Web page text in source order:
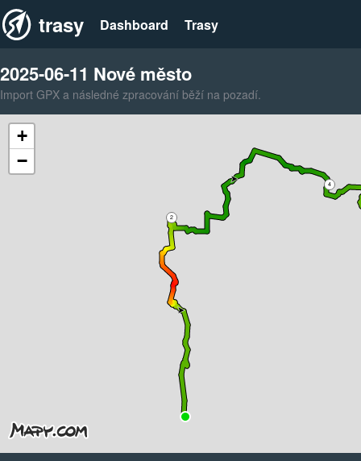
trasy Dashboard Trasy
2025-06-11 Nové město
Import GPX a následné zpracování běží na pozadí.
4
2
+
−